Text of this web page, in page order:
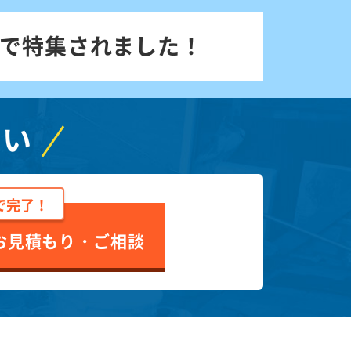
特集されました！
完了！
見積もり・ご相談